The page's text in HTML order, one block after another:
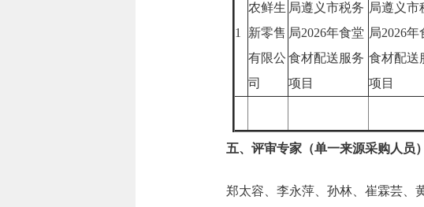
1
农鲜生
新零售
有限公
司
局遵义市税务
局2026年食堂
食材配送服务
项目
局遵义市
局2026年
食材配送
项目
五、评审专家（单一来源采购人员
郑太容、李永萍、孙林、崔霖芸、